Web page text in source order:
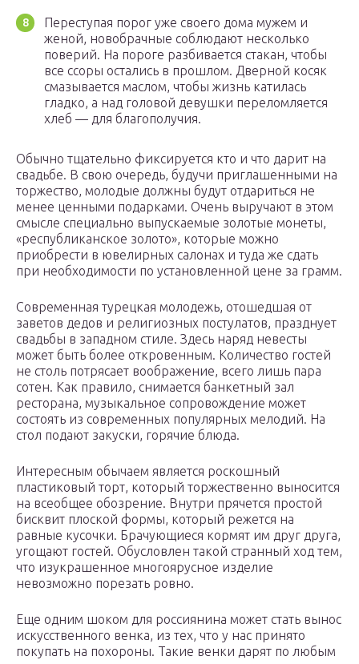
Переступая порог уже своего дома мужем и
женой, новобрачные соблюдают несколько
поверий. На пороге разбивается стакан, чтобы
все ссоры остались в прошлом. Дверной косяк
смазывается маслом, чтобы жизнь катилась
гладко, а над головой девушки переломляется
хлеб — для благополучия.
Обычно тщательно фиксируется кто и что дарит на
свадьбе. В свою очередь, будучи приглашенными на
торжество, молодые должны будут отдариться не
менее ценными подарками. Очень выручают в этом
смысле специально выпускаемые золотые монеты,
«республиканское золото», которые можно
приобрести в ювелирных салонах и туда же сдать
при необходимости по установленной цене за грамм.
Современная турецкая молодежь, отошедшая от
заветов дедов и религиозных постулатов, празднует
свадьбы в западном стиле. Здесь наряд невесты
может быть более откровенным. Количество гостей
не столь потрясает воображение, всего лишь пара
сотен. Как правило, снимается банкетный зал
ресторана, музыкальное сопровождение может
состоять из современных популярных мелодий. На
стол подают закуски, горячие блюда.
Интересным обычаем является роскошный
пластиковый торт, который торжественно выносится
на всеобщее обозрение. Внутри прячется простой
бисквит плоской формы, который режется на
равные кусочки. Брачующиеся кормят им друг друга,
угощают гостей. Обусловлен такой странный ход тем,
что изукрашенное многоярусное изделие
невозможно порезать ровно.
Еще одним шоком для россиянина может стать вынос
искусственного венка, из тех, что у нас принято
покупать на похороны. Такие венки дарят по любым